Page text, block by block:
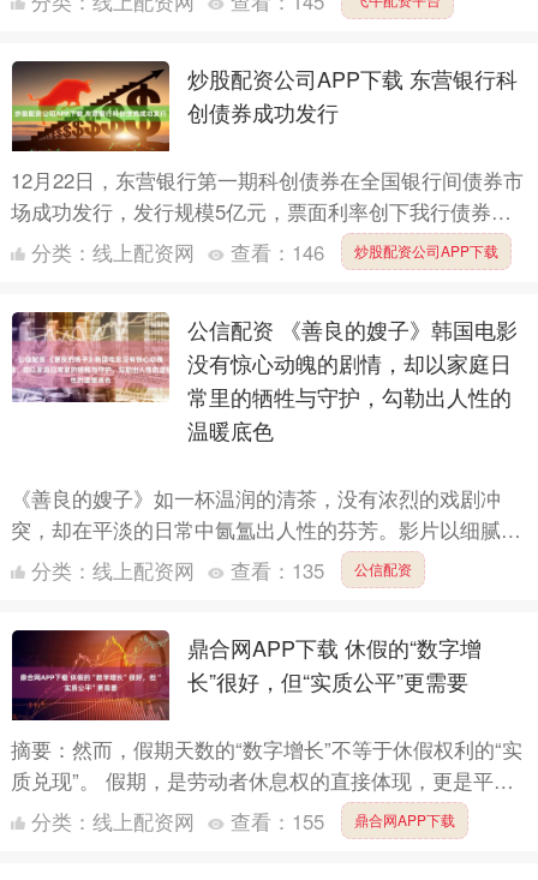
到反潜直升....
炒股配资公司APP下载 东营银行科
创债券成功发行
12月22日，东营银行第一期科创债券在全国银行间债券市
场成功发行，发行规模5亿元，票面利率创下我行债券发
行历史最低纪录。此次发行既是我行深化科技金融创新的
分类： 线上配资网 查看： 146 炒股配资公司APP下载
公信配资 《善良的嫂子》韩国电影
没有惊心动魄的剧情，却以家庭日
常里的牺牲与守护，勾勒出人性的
温暖底色
《善良的嫂子》如一杯温润的清茶，没有浓烈的戏剧冲
突，却在平淡的日常中氤氲出人性的芬芳。影片以细腻的
笔触描绘了一个普通家庭的悲欢离合，通过嫂子露露如春
蚕吐丝般的无....
分类： 线上配资网 查看： 135 公信配资
鼎合网APP下载 休假的“数字增
长”很好，但“实质公平”更需要
摘要：然而，假期天数的“数字增长”不等于休假权利的“实
质兑现”。 假期，是劳动者休息权的直接体现，更是平衡
工作与生活的重要纽带。2025年，中国休假制度上迎来
分类： 线上配资网 查看： 155 鼎合网APP下载